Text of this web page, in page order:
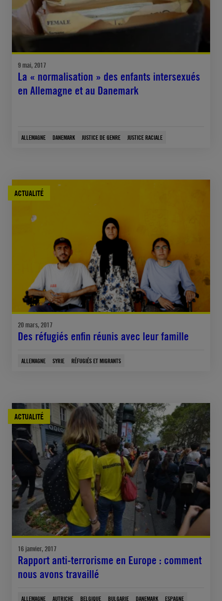
9 mai, 2017
La « normalisation » des enfants intersexués
en Allemagne et au Danemark
ALLEMAGNE DANEMARK JUSTICE DE GENRE JUSTICE RACIALE
ACTUALITÉ
20 mars, 2017
Des réfugiés enfin réunis avec leur famille
ALLEMAGNE SYRIE RÉFUGIÉS ET MIGRANTS
ACTUALITÉ
16 janvier, 2017
Rapport anti-terrorisme en Europe : comment
nous avons travaillé
ALLEMAGNE AUTRICHE BELGIQUE BULGARIE DANEMARK ESPAGNE